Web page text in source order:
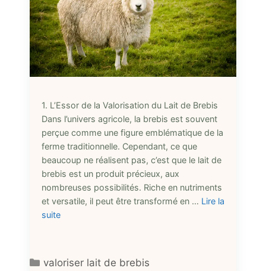
1. L’Essor de la Valorisation du Lait de Brebis
Dans l’univers agricole, la brebis est souvent
perçue comme une figure emblématique de la
ferme traditionnelle. Cependant, ce que
beaucoup ne réalisent pas, c’est que le lait de
brebis est un produit précieux, aux
nombreuses possibilités. Riche en nutriments
et versatile, il peut être transformé en … Lire la
suite
Catégories
valoriser lait de brebis